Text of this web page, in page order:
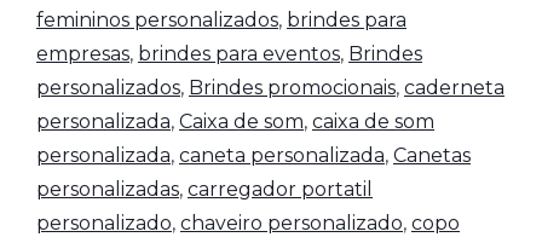
femininos personalizados, brindes para
empresas, brindes para eventos, Brindes
personalizados, Brindes promocionais, caderneta
personalizada, Caixa de som, caixa de som
personalizada, caneta personalizada, Canetas
personalizadas, carregador portatil
personalizado, chaveiro personalizado, copo